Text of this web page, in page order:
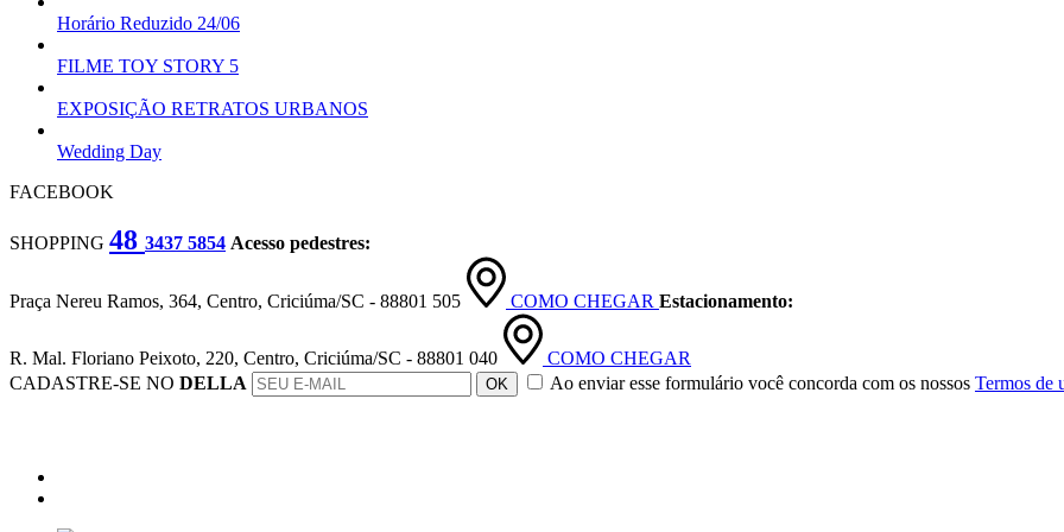
Horário Reduzido 24/06
FILME TOY STORY 5
EXPOSIÇÃO RETRATOS URBANOS
Wedding Day
FACEBOOK
SHOPPING 48 3437 5854 Acesso pedestres:
Praça Nereu Ramos, 364, Centro, Criciúma/SC - 88801 505 COMO CHEGAR Estacionamento:
R. Mal. Floriano Peixoto, 220, Centro, Criciúma/SC - 88801 040
COMO CHEGAR
CADASTRE-SE NO DELLA OK Ao enviar esse formulário você concorda com os nossos Termos de